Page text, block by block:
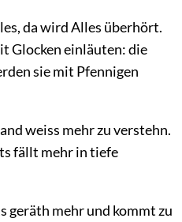
da wird Alles überhört.
Glocken einläuten: die
sie mit Pfennigen
weiss mehr zu verstehn.
fällt mehr in tiefe
geräth mehr und kommt zu